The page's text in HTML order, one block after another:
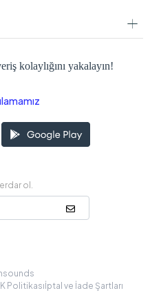
kolaylığını yakalayın!
ol.
Politikasıİptal ve İade Şartları